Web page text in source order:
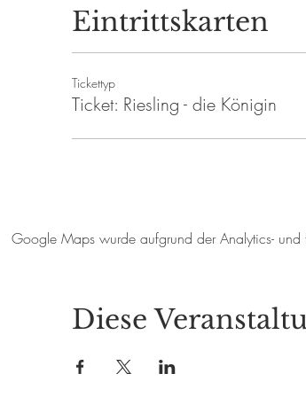
Eintrittskarten
Tickettyp
Ticket: Riesling - die Königin
Google Maps wurde aufgrund der Analytics- und
Diese